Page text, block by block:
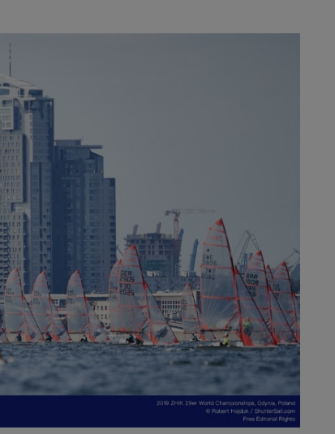
zapisywane w plikach i przechowywane na Twoim urządzeniu końcowym (tj. twój komputer,
itp.), które przeglądarka wysyła do serwera przy każdorazowym wejściu na stronę z tego
aby ograniczyć lub wyłączyć funkcjonowanie plików cookies itp. oraz jak usunąć takie
uprawnienia wobec Twoich danych i ich przetwarzania przez nas, inne podmioty z
Partnerów:
na przetwarzanie danych możesz ją w każdej chwili wycofać (cofnięcie zgody oczywiście
z prawem przetwarzania już dokonanego na jej podstawie);
żądania dostępu do Twoich danych osobowych, ich sprostowania, usunięcia lub
prawo do przeniesienia danych, wyrażenia sprzeciwu wobec przetwarzania danych
skargi do organu nadzorczego, którym w Polsce jest Prezes Urzędu Ochrony Danych
adresemznajdziesz dodatkowe informacje dotyczące przetwarzania danych i Twoich